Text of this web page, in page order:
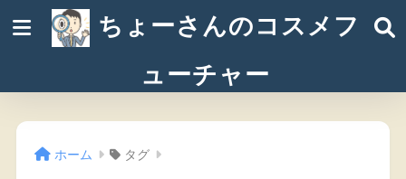
ちょーさんのコスメフ
ューチャー
ホーム タグ